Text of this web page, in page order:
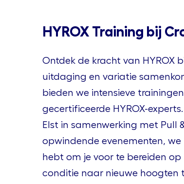
HYROX Training bij
Ontdek de kracht van HYROX
uitdaging en variatie
bieden we intensieve
gecertificeerde HYROX-
Elst in samenwerking met Pull
opwindende evenementen,
hebt om je voor te bereiden op
conditie naar nieuwe hoogten